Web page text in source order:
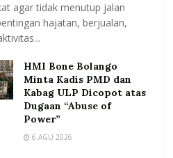
agar tidak menutup jalan
hajatan, berjualan,
HMI Bone Bolango
Minta Kadis PMD dan
Kabag ULP Dicopot atas
Dugaan “Abuse of
Power”
6 AGU 2026